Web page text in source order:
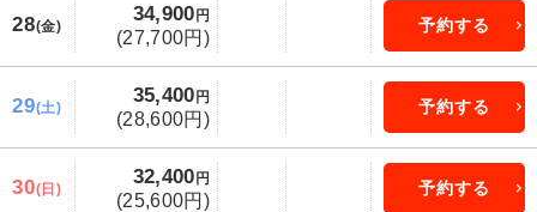
28(金)
34,900 円
(27,700円)
予約する
29(土)
35,400 円
(28,600円)
予約する
30(日)
32,400 円
(25,600円)
予約する